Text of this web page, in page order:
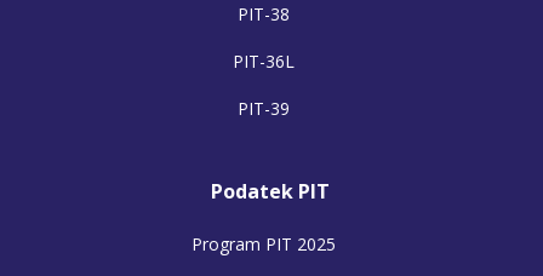
PIT-38
PIT-36L
PIT-39
Podatek PIT
Program PIT 2025